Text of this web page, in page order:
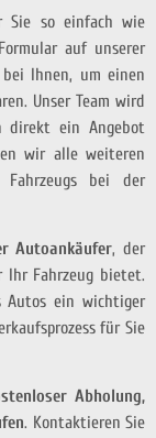
Sie so einfach wie
auf unserer
Ihnen, um einen
Unser Team wird
direkt ein Angebot
wir alle weiteren
bei der
Autoankäufer, der
Fahrzeug bietet.
Autos ein wichtiger
für Sie
Abholung,
. Kontaktieren Sie